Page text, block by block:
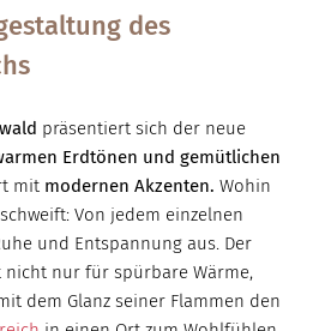
des
präsentiert sich der neue
Erdtönen und gemütlichen
mit modernen Akzenten. Wohin
Von jedem einzelnen
und Entspannung aus. Der
nicht nur für spürbare Wärme,
dem Glanz seiner Flammen den